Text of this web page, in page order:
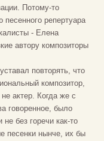
Потому-то
песенного репертуара
- Елена
автору композиторы
повторять, что
композитор,
актер. Когда же с
говоренное, было
без горечи как-то
песенки нынче, их бы